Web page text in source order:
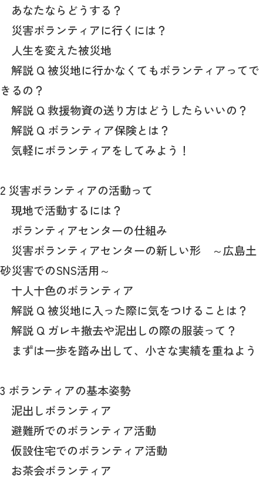
あなたならどうする？
災害ボランティアに行くには？
人生を変えた被災地
解説 Q 被災地に行かなくてもボランティアってで
きるの？
解説 Q 救援物資の送り方はどうしたらいいの？
解説 Q ボランティア保険とは？
気軽にボランティアをしてみよう！
2 災害ボランティアの活動って
現地で活動するには？
ボランティアセンターの仕組み
災害ボランティアセンターの新しい形 ～広島土
砂災害でのSNS活用～
十人十色のボランティア
解説 Q 被災地に入った際に気をつけることは？
解説 Q ガレキ撤去や泥出しの際の服装って？
まずは一歩を踏み出して、小さな実績を重ねよう
3 ボランティアの基本姿勢
泥出しボランティア
避難所でのボランティア活動
仮設住宅でのボランティア活動
お茶会ボランティア